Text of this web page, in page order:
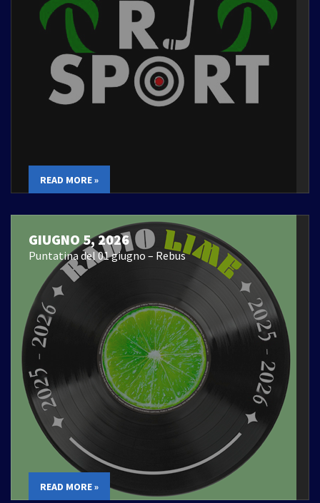
READ MORE »
GIUGNO 5, 2026
Puntatina del 01 giugno – Rebus
READ MORE »